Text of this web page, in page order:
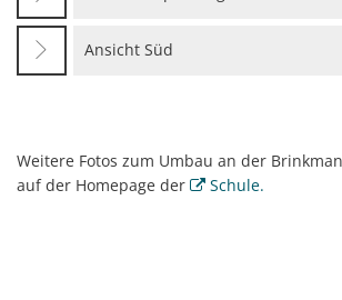
Ansicht Süd
Weitere Fotos zum Umbau an der
auf der Homepage der
Schule.